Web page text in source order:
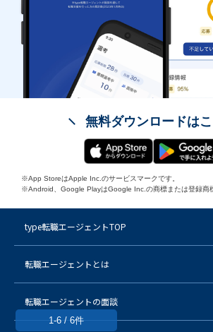
1-6 / 6件
無料ダウンロードは
※App StoreはApple Inc.のサービスマークです。
※Android、Google PlayはGoogle Inc.の商標または登録商
type転職エージェントTOP
転職エージェントとは
転職エージェントの面談